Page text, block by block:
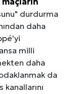
durdurma
daha
milli
daha
da